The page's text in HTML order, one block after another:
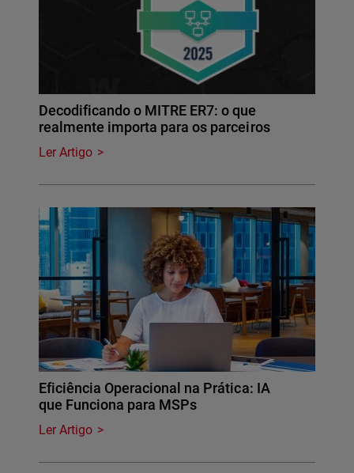
Decodificando o MITRE ER7: o que
realmente importa para os parceiros
Ler Artigo
Eficiência Operacional na Prática: IA
que Funciona para MSPs
Ler Artigo